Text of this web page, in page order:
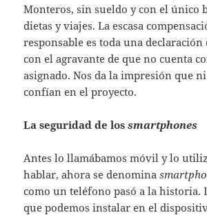
Monteros, sin sueldo y con el único
dietas y viajes. La escasa
responsable es toda una
con el agravante de que no cuenta
asignado. Nos da la impresión que
confían en el proyecto.
La seguridad de lossmartphones
Antes lo llamábamos móvil y lo
hablar, ahora se denomina
como un teléfono pasó a la historia.
que podemos instalar en el